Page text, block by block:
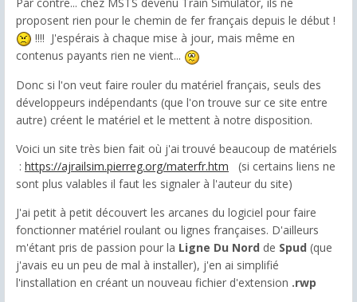
proposent rien pour le chemin de fer français depuis le début !
!!!! J'espérais à chaque mise à jour, mais même en
contenus payants rien ne vient...
Donc si l'on veut faire rouler du matériel français, seuls des
développeurs indépendants (que l'on trouve sur ce site entre
autre) créent le matériel et le mettent à notre disposition.
Voici un site très bien fait où j'ai trouvé beaucoup de matériels
: https://ajrailsim.pierreg.org/materfr.htm (si certains liens ne
sont plus valables il faut les signaler à l'auteur du site)
J'ai petit à petit découvert les arcanes du logiciel pour faire
fonctionner matériel roulant ou lignes françaises. D'ailleurs
m'étant pris de passion pour la Ligne Du Nord de Spud (que
j'avais eu un peu de mal à installer), j'en ai simplifié
l'installation en créant un nouveau fichier d'extension .rwp